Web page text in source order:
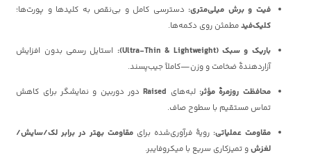
فیت و برش میلی‌متری: دسترسی کامل و بی‌نقص به کلیدها و پورت‌ها؛
کلیک‌فیدمطمئن روی دکمه‌ها.
باریک و سبک (Ultra-Thin & Lightweight):
استایل رسمی بدون افزایش
آزاردهندهٔ ضخامت و وزن—کاملاً جیب‌پسند.
محافظت روزمرهٔ مؤثر: لبه‌های Raisedدور دوربین و نمایشگر برای کاهش
تماس مستقیم با سطوح صاف.
مقاومت عملیاتی: رویهٔ فرآوری‌شده برای مقاومت بهتر در برابر لک/سایش/
لغزشو تمیزکاری سریع با میکروفایبر.